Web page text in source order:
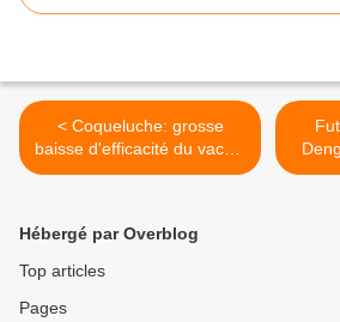
< Coqueluche: grosse
baisse d'efficacité du vaccin
après la 5° dose
Hébergé par Overblog
Top articles
Pages